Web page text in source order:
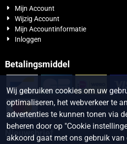
Mijn Account
Wijzig Account
Mijn Accountinformatie
Inloggen
Betalingsmiddel
Nieuwsbrief
Wij gebruiken cookies om uw
optimaliseren, het webverkeer te
advertenties te kunnen tonen via
beheren door op "Cookie
akkoord gaat met ons gebruik van